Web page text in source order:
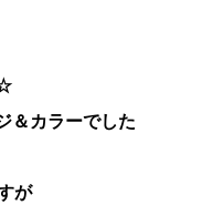
＆カラーでした
が